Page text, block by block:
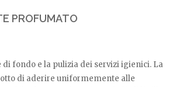
PROFUMATO
fondo e la pulizia dei servizi igienici. La
di aderire uniformemente alle